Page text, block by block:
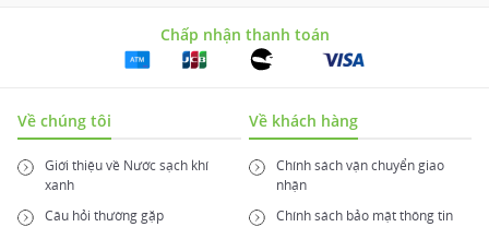
Chấp nhận thanh toán
Về chúng tôi
Giới thiệu về Nước sạch khí
xanh
Câu hỏi thường gặp
Về khách hàng
Chính sách vận chuyển giao
nhận
Chính sách bảo mật thông tin